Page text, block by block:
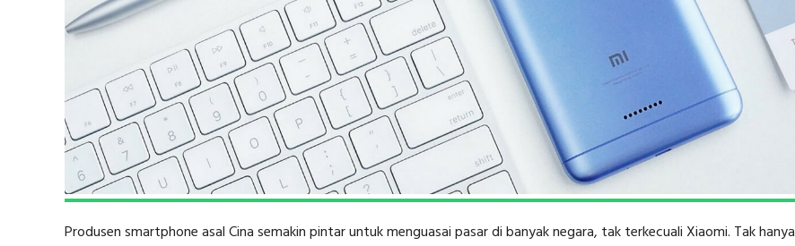
Produsen smartphone asal Cina semakin pintar untuk menguasai pasar di banyak negara, tak terkecuali Xiaomi. Tak hanya